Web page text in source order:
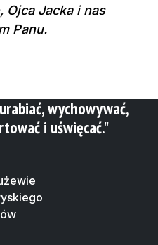
Ojca Jacka i nas
Panu.
wychowywać,
i uświęcać."